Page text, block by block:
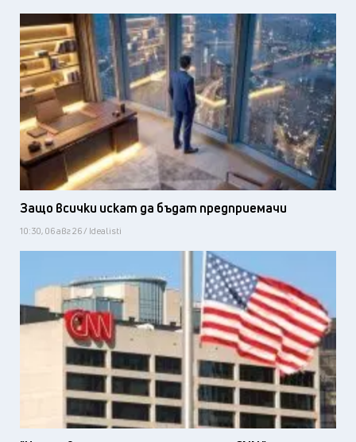
Защо всички искат да бъдат предприемачи
10:30, 06 авг 26 / Idealisti